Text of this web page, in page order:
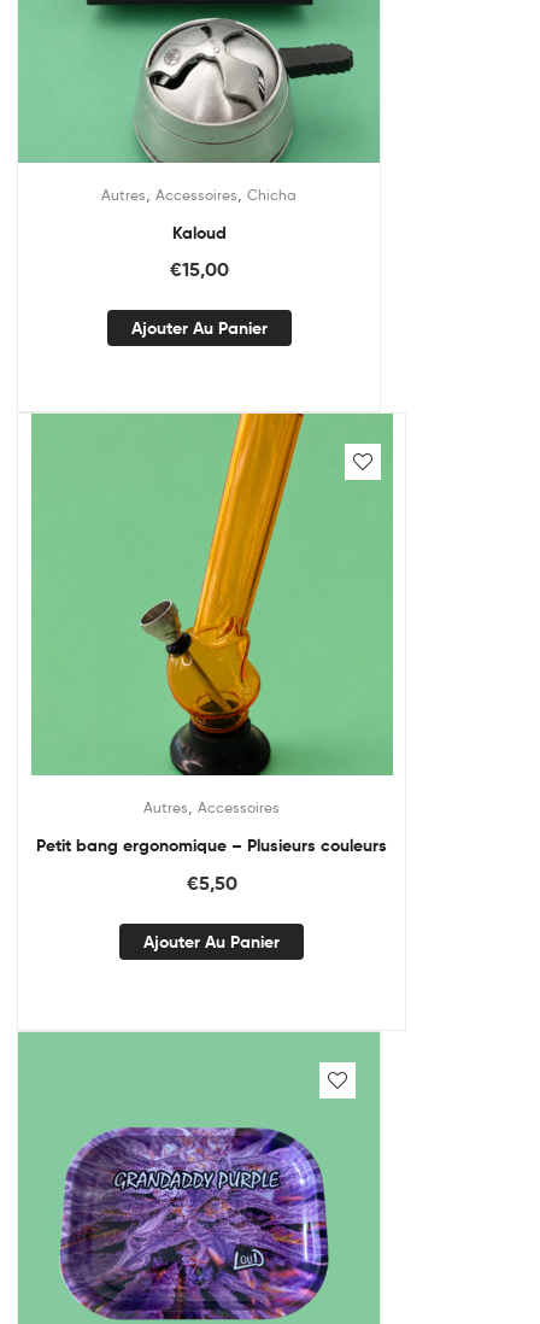
Autres Accessoires Chicha
Kaloud
€15,00
Ajouter Au Panier
Autres Accessoires
Petit bang ergonomique – Plusieurs couleurs
€5,50
Ajouter Au Panier